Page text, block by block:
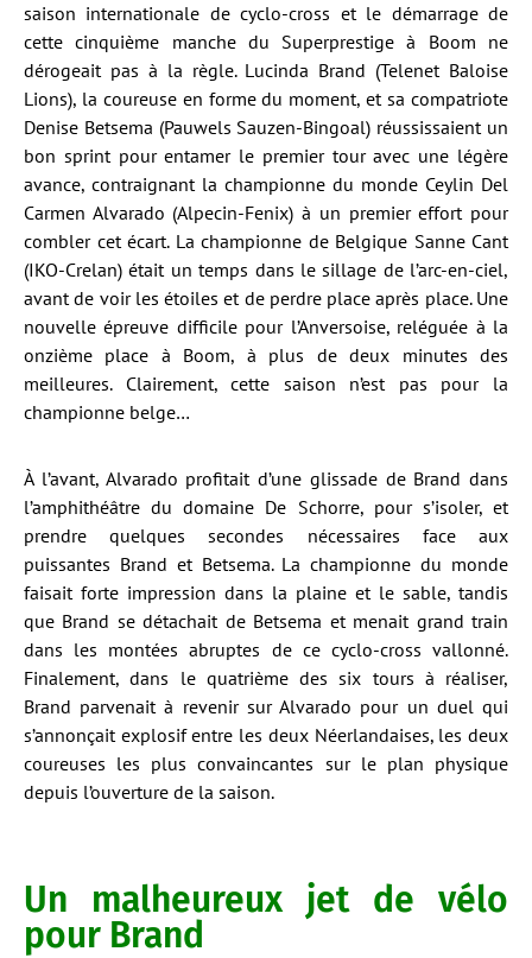
saison internationale de cyclo-cross et le démarrage de
cette cinquième manche du Superprestige à Boom ne
dérogeait pas à la règle. Lucinda Brand (Telenet Baloise
Lions), la coureuse en forme du moment, et sa compatriote
Denise Betsema (Pauwels Sauzen-Bingoal) réussissaient un
bon sprint pour entamer le premier tour avec une légère
avance, contraignant la championne du monde Ceylin Del
Carmen Alvarado (Alpecin-Fenix) à un premier effort pour
combler cet écart. La championne de Belgique Sanne Cant
(IKO-Crelan) était un temps dans le sillage de l’arc-en-ciel,
avant de voir les étoiles et de perdre place après place. Une
nouvelle épreuve difficile pour l’Anversoise, reléguée à la
onzième place à Boom, à plus de deux minutes des
meilleures. Clairement, cette saison n’est pas pour la
championne belge…
À l’avant, Alvarado profitait d’une glissade de Brand dans
l’amphithéâtre du domaine De Schorre, pour s’isoler, et
prendre quelques secondes nécessaires face aux
puissantes Brand et Betsema. La championne du monde
faisait forte impression dans la plaine et le sable, tandis
que Brand se détachait de Betsema et menait grand train
dans les montées abruptes de ce cyclo-cross vallonné.
Finalement, dans le quatrième des six tours à réaliser,
Brand parvenait à revenir sur Alvarado pour un duel qui
s’annonçait explosif entre les deux Néerlandaises, les deux
coureuses les plus convaincantes sur le plan physique
depuis l’ouverture de la saison.
Un malheureux jet de vélo
pour Brand